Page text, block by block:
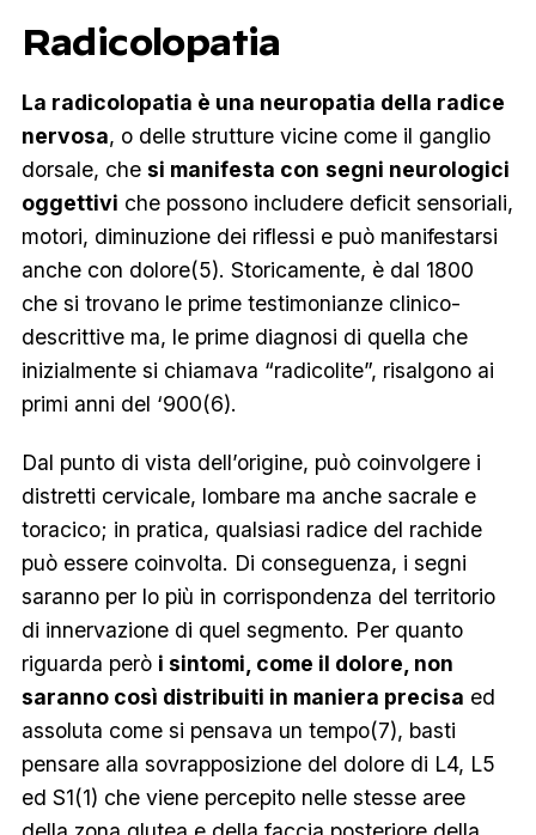
Radicolopatia
La radicolopatia è una neuropatia della radice
nervosa, o delle strutture vicine come il ganglio
dorsale, che si manifesta con segni neurologici
oggettivi che possono includere deficit sensoriali,
motori, diminuzione dei riflessi e può manifestarsi
anche con dolore(5). Storicamente, è dal 1800
che si trovano le prime testimonianze clinico-
descrittive ma, le prime diagnosi di quella che
inizialmente si chiamava “radicolite”, risalgono ai
primi anni del ‘900(6).
Dal punto di vista dell’origine, può coinvolgere i
distretti cervicale, lombare ma anche sacrale e
toracico; in pratica, qualsiasi radice del rachide
può essere coinvolta. Di conseguenza, i segni
saranno per lo più in corrispondenza del territorio
di innervazione di quel segmento. Per quanto
riguarda però i sintomi, come il dolore, non
saranno così distribuiti in maniera precisa ed
assoluta come si pensava un tempo(7), basti
pensare alla sovrapposizione del dolore di L4, L5
ed S1(1) che viene percepito nelle stesse aree